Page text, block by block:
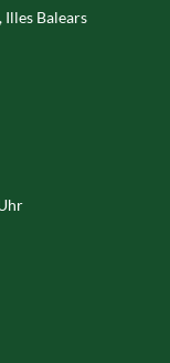
Balears